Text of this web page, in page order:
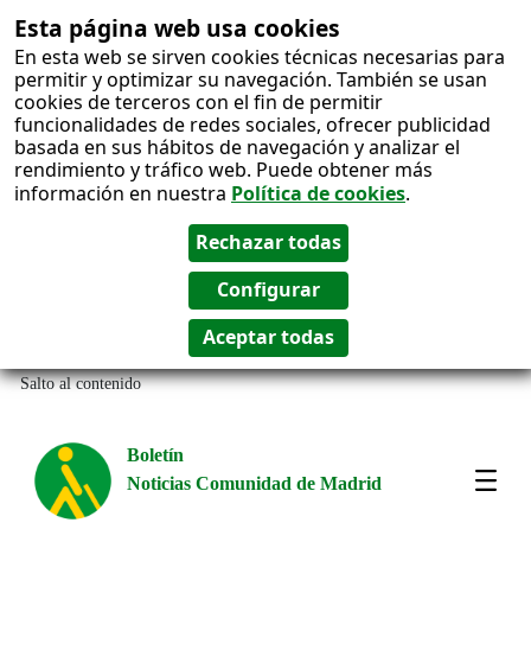
Esta página web usa cookies
En esta web se sirven cookies técnicas necesarias para
permitir y optimizar su navegación. También se usan
cookies de terceros con el fin de permitir
funcionalidades de redes sociales, ofrecer publicidad
basada en sus hábitos de navegación y analizar el
rendimiento y tráfico web. Puede obtener más
información en nuestra Política de cookies.
Salto al contenido
Boletín
Noticias Comunidad de Madrid